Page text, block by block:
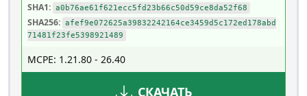
SHA1: a0b76ae61f621ecc5fd23b66c50d59ce8da52f68
SHA256: afef9e072625a39832242164ce3459d5c172ed178abd
71481f23fe5398921489
MCPE: 1.21.80 - 26.40
СКАЧАТЬ